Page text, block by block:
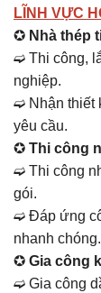
LĨNH VỰC
✪ Nhà thép
➫ Thi công,
nghiệp.
➫ Nhận thiết
yêu cầu.
✪ Thi công
➫ Thi công
gói.
➫ Đáp ứng
nhanh chóng.
✪ Gia công
➫ Gia công